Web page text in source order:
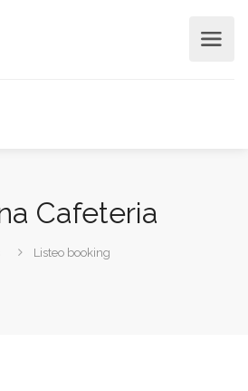
Cafeteria
Listeo booking